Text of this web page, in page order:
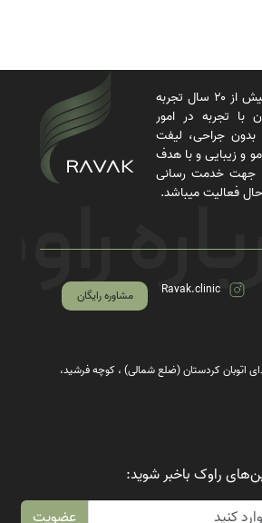
مرکز زیبایی راوک با بیش از ۲۰ سال تجربه
با تجربه در امور
جراحی، لیفت
و زیبایی و با هدف
جهت خدمت رسانی
فعالیت میباشد.
Ravak.clinic مشاوره رایگان
اتوبان کردستان (ضلع شمالی) ، کوچه فرشید،
راوک باخبر شوید:
عضویت